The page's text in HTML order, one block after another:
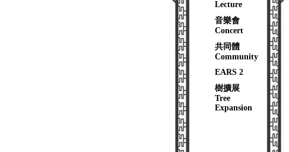
Lecture
音樂會
Concert
共同體
Community
EARS 2
樹擴展
Tree
Expansion